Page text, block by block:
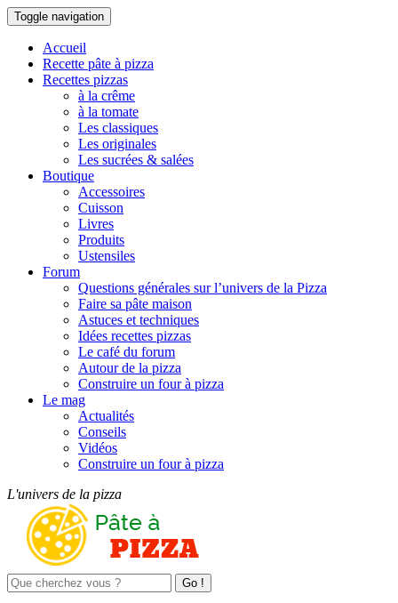
Toggle navigation
Accueil
Recette pâte à pizza
Recettes pizzas
à la crême
à la tomate
Les classiques
Les originales
Les sucrées & salées
Boutique
Accessoires
Cuisson
Livres
Produits
Ustensiles
Forum
Questions générales sur l’univers de la Pizza
Faire sa pâte maison
Astuces et techniques
Idées recettes pizzas
Le café du forum
Autour de la pizza
Construire un four à pizza
Le mag
Actualités
Conseils
Vidéos
Construire un four à pizza
L'univers de la pizza